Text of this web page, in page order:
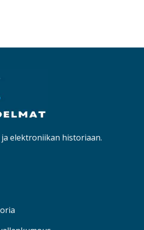
elektroniikan historiaan.